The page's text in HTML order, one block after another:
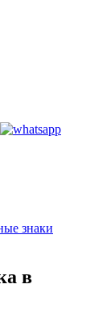
знаки
в